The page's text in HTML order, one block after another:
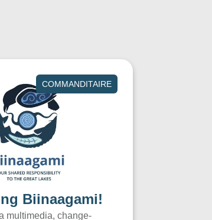
COMMANDITAIRE
Biinaagami!
multimedia, change-